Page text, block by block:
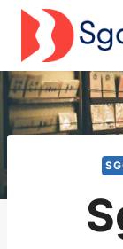
Salta
contenuto